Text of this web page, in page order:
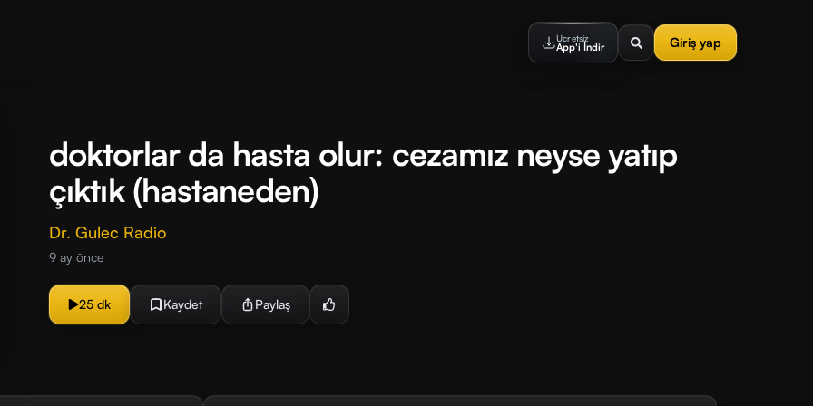
Ücretsiz
App'i İndir Giriş yap
doktorlar da hasta olur: cezamız neyse yatıp
çıktık (hastaneden)
Dr. Gulec Radio
9 ay önce
25 dk Kaydet Paylaş